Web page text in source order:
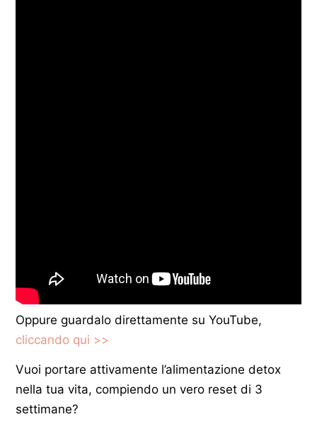
Oppure guardalo direttamente su YouTube,
cliccando qui >>
Vuoi portare attivamente l’alimentazione detox
nella tua vita, compiendo un vero reset di 3
settimane?